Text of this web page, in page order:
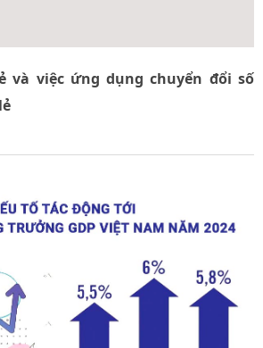
và việc ứng dụng chuyển đổi số